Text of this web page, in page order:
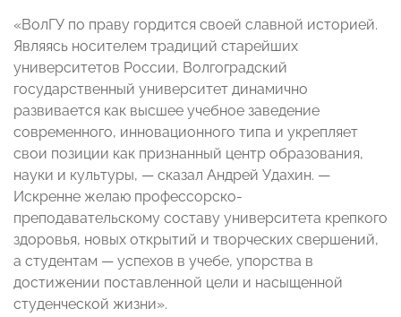
«ВолГУ по праву гордится своей славной историей.
Являясь носителем традиций старейших
университетов России, Волгоградский
государственный университет динамично
развивается как высшее учебное заведение
современного, инновационного типа и укрепляет
свои позиции как признанный центр образования,
науки и культуры, — сказал Андрей Удахин. —
Искренне желаю профессорско-
преподавательскому составу университета крепкого
здоровья, новых открытий и творческих свершений,
а студентам — успехов в учебе, упорства в
достижении поставленной цели и насыщенной
студенческой жизни».